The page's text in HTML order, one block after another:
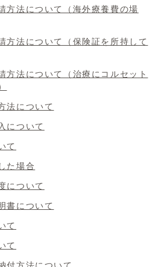
方法について（海外療養費の場
方法について（保険証を所持して
方法について（治療にコルセット
法について
について
て
た場合
について
書について
て
て